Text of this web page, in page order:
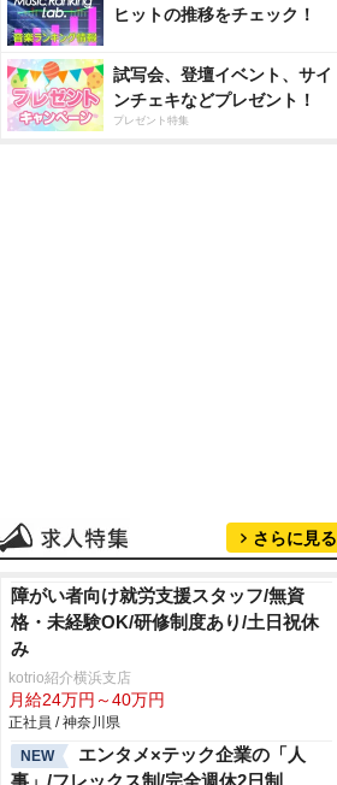
ヒットの推移をチェック！
試写会、登壇イベント、サイ
ンチェキなどプレゼント！
プレゼント特集
さらに見る
障がい者向け就労支援スタッフ/無資
格・未経験OK/研修制度あり/土日祝休
み
kotrio紹介横浜支店
月給24万円～40万円
正社員 / 神奈川県
NEW
エンタメ×テック企業の「人
事」/フレックス制/完全週休2日制